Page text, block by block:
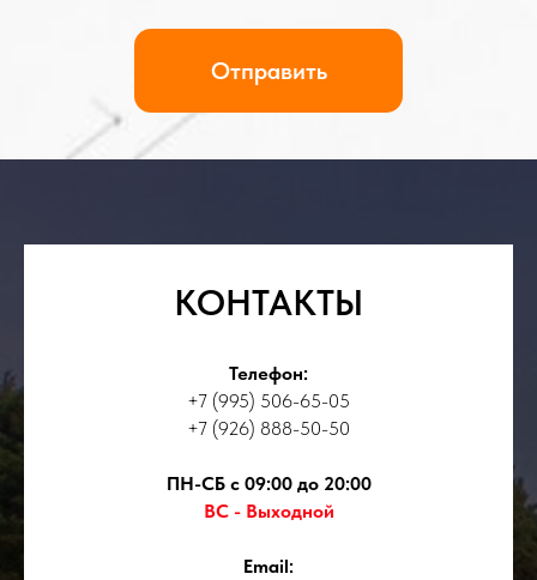
КОНТАКТЫ
Телефон:
+7 (995) 506-65-05
+7 (926) 888-50-50
ПН-СБ с 09:00 до 20:00
ВС - Выходной
Email: